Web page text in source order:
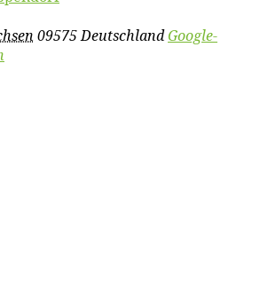
09575DeutschlandGoogle-